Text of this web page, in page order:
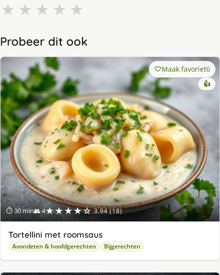
★ ★ ★ ★ ★
Probeer dit ook
⏱ 30 min👥 4★★★★☆ 3.94 (18)
Maak favoriet6
👍
Tortellini met roomsaus
Avondeten & hoofdgerechten Bijgerechten